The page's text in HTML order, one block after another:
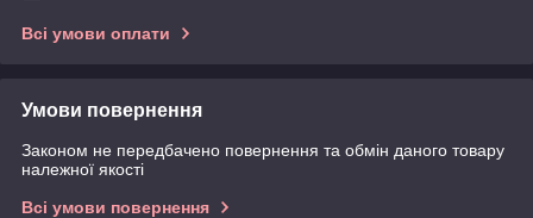
Всі умови оплати
Умови повернення
Законом не передбачено повернення та обмін даного товару
належної якості
Всі умови повернення